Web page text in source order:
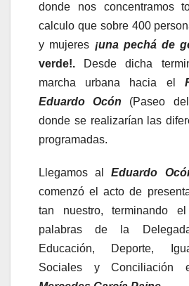
donde nos concentramos
calculo que sobre 400
y mujeres ¡una pechá de
verde!. Desde dicha
marcha urbana hacia el
Eduardo Ocón (Paseo
donde se realizarían las
programadas.
Llegamos alEduardo
comenzó el acto de
tan nuestro, terminando
palabras de la
Educación, Deporte,
Sociales y